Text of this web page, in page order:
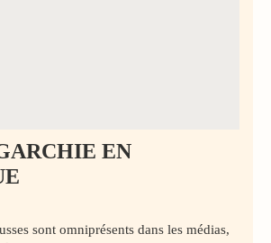
EN
sont omniprésents dans les médias,